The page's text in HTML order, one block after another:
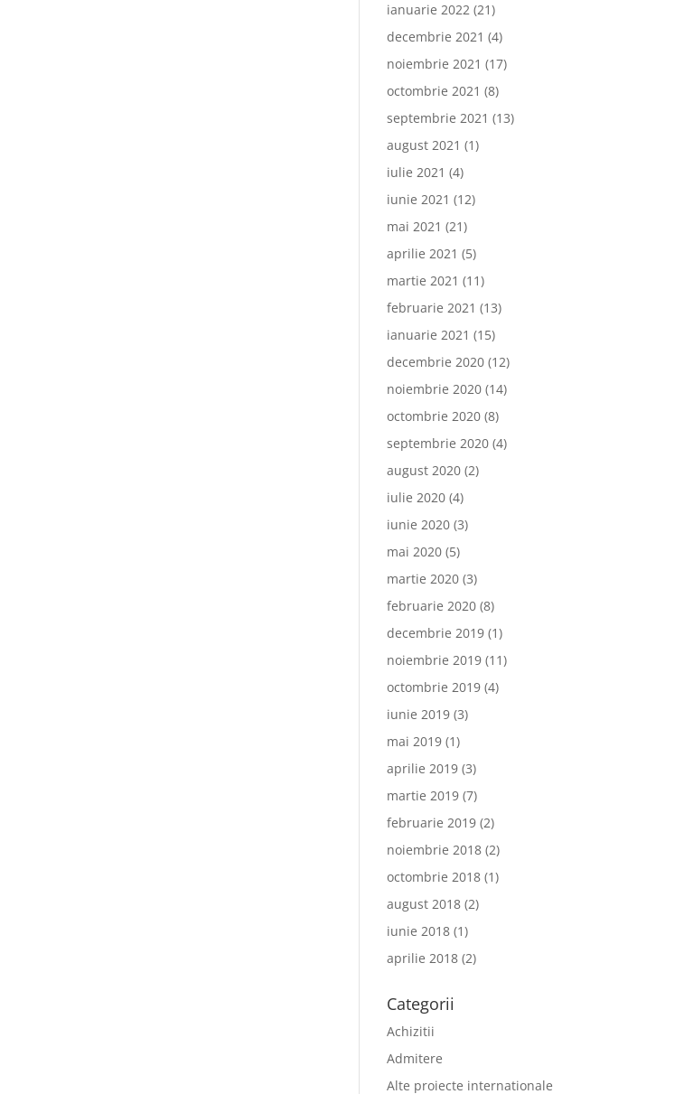
ianuarie 2022 (21)
decembrie 2021 (4)
noiembrie 2021 (17)
octombrie 2021 (8)
septembrie 2021 (13)
august 2021 (1)
iulie 2021 (4)
iunie 2021 (12)
mai 2021 (21)
aprilie 2021 (5)
martie 2021 (11)
februarie 2021 (13)
ianuarie 2021 (15)
decembrie 2020 (12)
noiembrie 2020 (14)
octombrie 2020 (8)
septembrie 2020 (4)
august 2020 (2)
iulie 2020 (4)
iunie 2020 (3)
mai 2020 (5)
martie 2020 (3)
februarie 2020 (8)
decembrie 2019 (1)
noiembrie 2019 (11)
octombrie 2019 (4)
iunie 2019 (3)
mai 2019 (1)
aprilie 2019 (3)
martie 2019 (7)
februarie 2019 (2)
noiembrie 2018 (2)
octombrie 2018 (1)
august 2018 (2)
iunie 2018 (1)
aprilie 2018 (2)
Categorii
Achizitii
Admitere
Alte proiecte internationale